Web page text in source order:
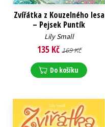
Zvířátka z Kouzelného lesa
– Pejsek Puntík
Lily Small
135 Kč 169 Kč
Do košíku